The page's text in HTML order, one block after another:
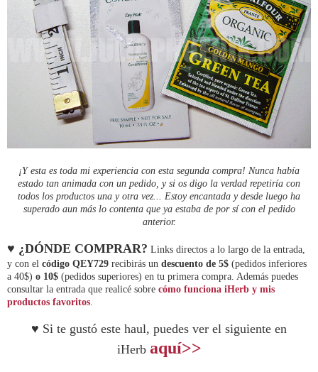
¡Y esta es toda mi experiencia con esta segunda compra! Nunca había
estado tan animada con un pedido, y si os digo la verdad repetiría con
todos los productos una y otra vez... Estoy encantada y desde luego ha
superado aun más lo contenta que ya estaba de por sí con el pedido
anterior.
♥ ¿DÓNDE COMPRAR? Links directos a lo largo de la entrada,
y con el código QEY729 recibirás un descuento de 5$ (pedidos inferiores
a 40$) o 10$ (pedidos superiores) en tu primera compra. Además puedes
consultar la entrada que realicé sobre cómo funciona iHerb y mis
productos favoritos
♥ Si te gustó este haul, puedes ver el siguiente en
iHerb aquí>>